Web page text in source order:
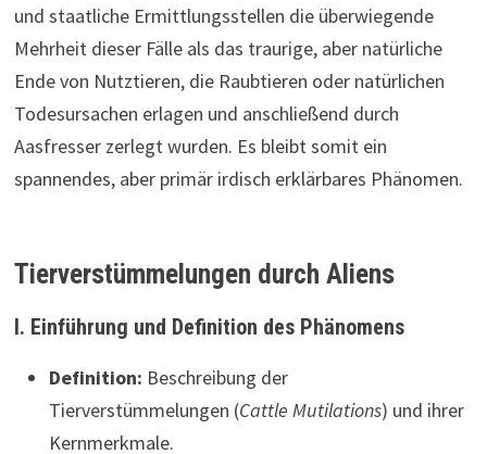
und staatliche Ermittlungsstellen die überwiegende
Mehrheit dieser Fälle als das traurige, aber natürliche
Ende von Nutztieren, die Raubtieren oder natürlichen
Todesursachen erlagen und anschließend durch
Aasfresser zerlegt wurden. Es bleibt somit ein
spannendes, aber primär irdisch erklärbares Phänomen.
Tierverstümmelungen durch Aliens
I. Einführung und Definition des Phänomens
Definition: Beschreibung der
Tierverstümmelungen (Cattle Mutilations) und ihrer
Kernmerkmale.